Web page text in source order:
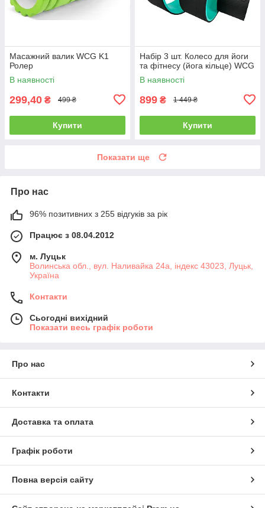
Масажний валик WCG K1
Ролер
В наявності
299,40 ₴ 499 ₴
Купити
Набір 3 шт. Колесо для йоги
та фітнесу (йога кільце) WCG
В наявності
899 ₴ 1 449 ₴
Купити
Показати ще
Про нас
96% позитивних з 255 відгуків за рік
Працює з 08.04.2012
м. Луцьк
Волинська обл., вул. Наливайка 24а, індекс 43023, Луцьк,
Україна
Контакти
Сьогодні вихідний
Показати весь графік роботи
Про нас
Контакти
Доставка та оплата
Графік роботи
Повна версія сайту